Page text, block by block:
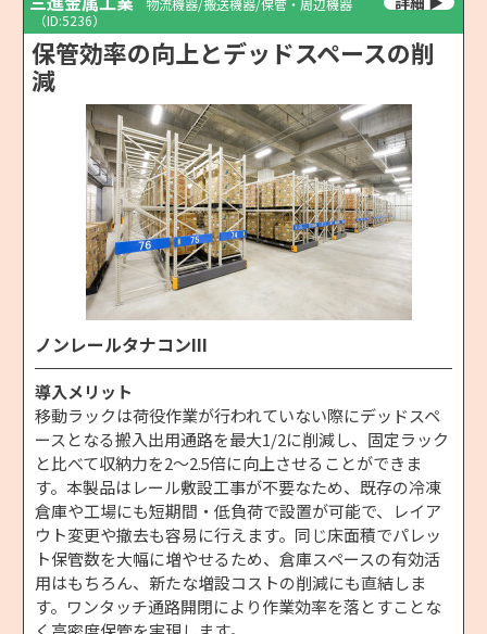
（ID:5236）
保管効率の向上とデッドスペースの削
減
ノンレールタナコンIII
導入メリット
移動ラックは荷役作業が行われていない際にデッドスペ
ースとなる搬入出用通路を最大1/2に削減し、固定ラック
と比べて収納力を2〜2.5倍に向上させることができま
す。本製品はレール敷設工事が不要なため、既存の冷凍
倉庫や工場にも短期間・低負荷で設置が可能で、レイア
ウト変更や撤去も容易に行えます。同じ床面積でパレッ
ト保管数を大幅に増やせるため、倉庫スペースの有効活
用はもちろん、新たな増設コストの削減にも直結しま
す。ワンタッチ通路開閉により作業効率を落とすことな